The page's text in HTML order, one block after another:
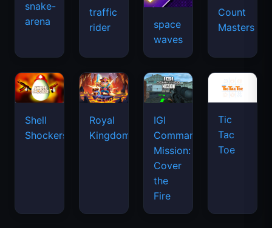
snake-
arena
traffic
rider
space
waves
Count
Masters
Shell
Shockers
Royal
Kingdom
IGI
Commando
Mission:
Cover
the
Fire
Tic
Tac
Toe